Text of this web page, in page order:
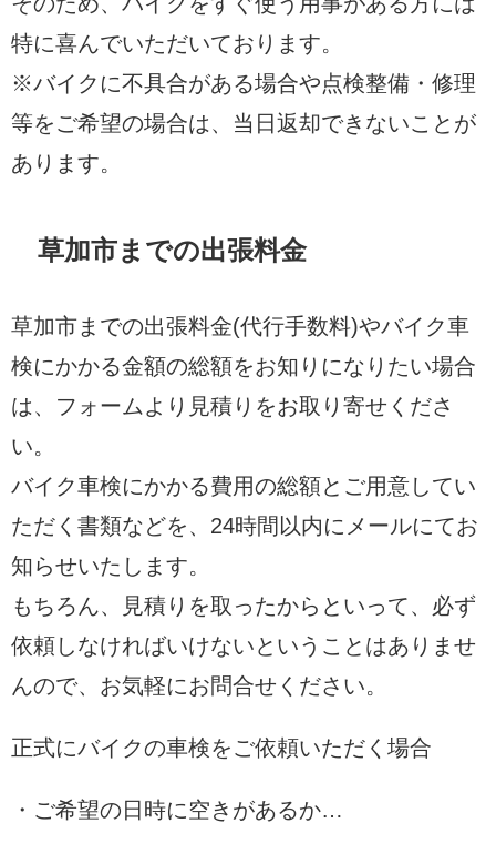
特に喜んでいただいております。
※バイクに不具合がある場合や点検整備・修理
等をご希望の場合は、当日返却できないことが
あります。
草加市までの出張料金
草加市までの出張料金(代行手数料)やバイク車
検にかかる金額の総額をお知りになりたい場合
は、フォームより見積りをお取り寄せくださ
い。
バイク車検にかかる費用の総額とご用意してい
ただく書類などを、24時間以内にメールにてお
知らせいたします。
もちろん、見積りを取ったからといって、必ず
依頼しなければいけないということはありませ
んので、お気軽にお問合せください。
正式にバイクの車検をご依頼いただく場合
・ご希望の日時に空きがあるか…